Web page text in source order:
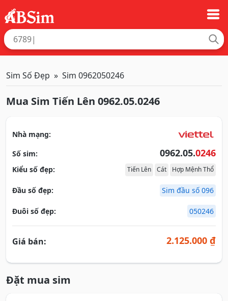
Sim Số Đẹp Sim 0962050246
Mua Sim Tiến Lên 0962.05.0246
Nhà mạng:
Số sim:
0962.05.0246
Kiểu số đẹp: Tiến Lên Cát Hợp Mệnh Thổ
Đầu số đẹp: Sim đầu số 096
Đuôi số đẹp: 050246
Giá bán: 2.125.000 ₫
Đặt mua sim